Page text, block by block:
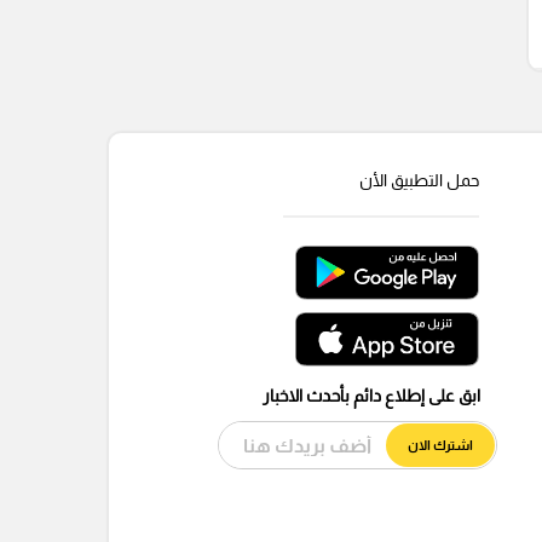
حمل التطبيق الأن
ابق على إطلاع دائم بأحدث الاخبار
اشترك الان